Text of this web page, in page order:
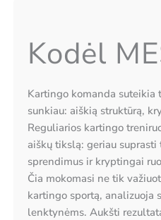
Kodėl
Kartingo komanda suteikia
sunkiau: aiškią struktūrą,
Reguliarios kartingo
aiškų tikslą: geriau
sprendimus ir kryptingai
Čia mokomasi ne tik
kartingo sportą, analizuoja
lenktynėms. Aukšti